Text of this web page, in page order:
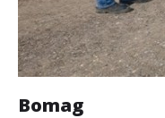
Bomag